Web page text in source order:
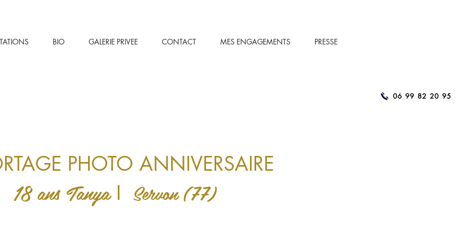
BIO GALERIE PRIVEE CONTACT MES ENGAGEMENTS PRESSE
06 99 82 20 95
PHOTO ANNIVERSAIRE
18 ans Tanya I Servon(77)